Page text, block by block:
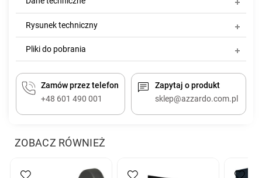
Rysunek techniczny
Pliki do pobrania
Zamów przez telefon
+48 601 490 001
Zapytaj o produkt
sklep@azzardo.com.pl
ZOBACZ RÓWNIEŻ